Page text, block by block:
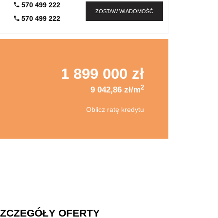
570 499 222
570 499 222
ZOSTAW WIADOMOŚĆ
1 899 000 zł
9 042,86 zł/m2
Oblicz ratę kredytu
OFERTY